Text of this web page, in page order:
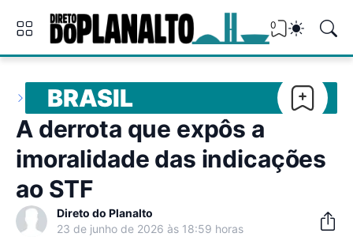
0
BRASIL
A derrota que expôs a
imoralidade das indicações
ao STF
Direto do Planalto
23 de junho de 2026 às 18:59 horas